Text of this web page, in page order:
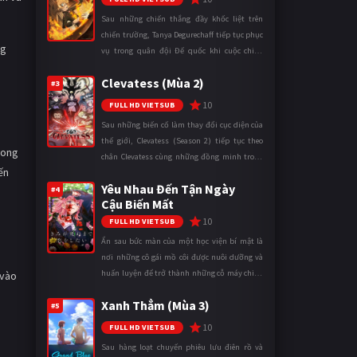
Sau những chiến thắng đầy khốc liệt trên
chiến trường, Tanya Degurechaff tiếp tục phục
vụ trong quân đội Đế quốc khi cuộc chiến
mặt trận. Dù sở hữu tài năn ...
#3 Clevatess (Mùa 2)
FULL HD VIETSUB 10
Sau những biến cố làm thay đổi cục diện của
thế giới, Clevatess (Season 2) tiếp tục theo
chân Clevatess cùng những đồng minh trong
loại đến bờ vực diệ ...
#4
Yêu Nhau Đến Tận Ngày
Cậu Biến Mất
FULL HD VIETSUB 10
Ẩn sau bức màn của một học viện bí mật là
nơi những cô gái mồ côi được nuôi dưỡng và
huấn luyện để trở thành những cỗ máy chiến
được xem là điều hiển nh ...
#5 Xanh Thẳm (Mùa 3)
FULL HD VIETSUB 10
Sau hàng loạt chuyến phiêu lưu điên rồ và